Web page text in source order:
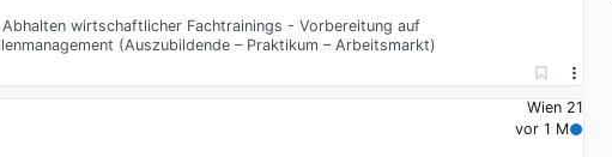
wirtschaftlicher Fachtrainings - Vorbereitung auf
(Auszubildende – Praktikum – Arbeitsmarkt)
Wien 21
vor 1 M